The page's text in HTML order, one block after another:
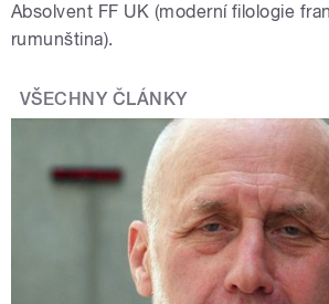
Absolvent FF UK (moderní filologie
rumunština).
VŠECHNY ČLÁNKY